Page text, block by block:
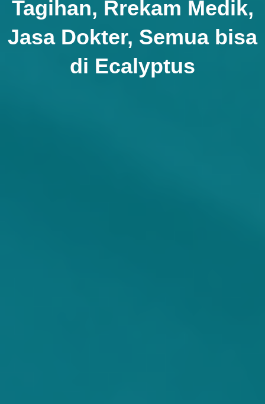
Tagihan, Rrekam Medik,
Jasa Dokter, Semua bisa
di Ecalyptus